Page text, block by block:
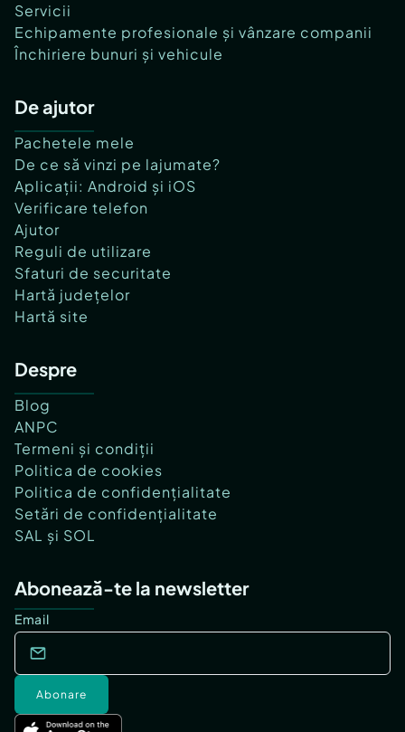
Servicii
Echipamente profesionale și vânzare companii
Închiriere bunuri și vehicule
De ajutor
Pachetele mele
De ce să vinzi pe lajumate?
Aplicații: Android și iOS
Verificare telefon
Ajutor
Reguli de utilizare
Sfaturi de securitate
Hartă județelor
Hartă site
Despre
Blog
ANPC
Termeni și condiții
Politica de cookies
Politica de confidențialitate
Setări de confidențialitate
SAL și SOL
Abonează-te la newsletter
Email
Abonare